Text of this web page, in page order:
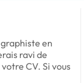
en
ravi de
CV. Si vous